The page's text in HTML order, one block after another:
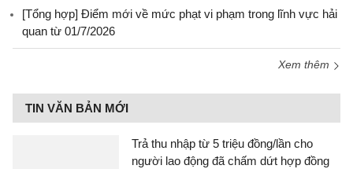
[Tổng hợp] Điểm mới về mức phạt vi phạm trong lĩnh vực hải
quan từ 01/7/2026
Xem thêm
TIN VĂN BẢN MỚI
Trả thu nhập từ 5 triệu đồng/lần cho
người lao động đã chấm dứt hợp đồng